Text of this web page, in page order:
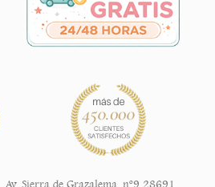
Av. Sierra de Grazalema, nº9 28691